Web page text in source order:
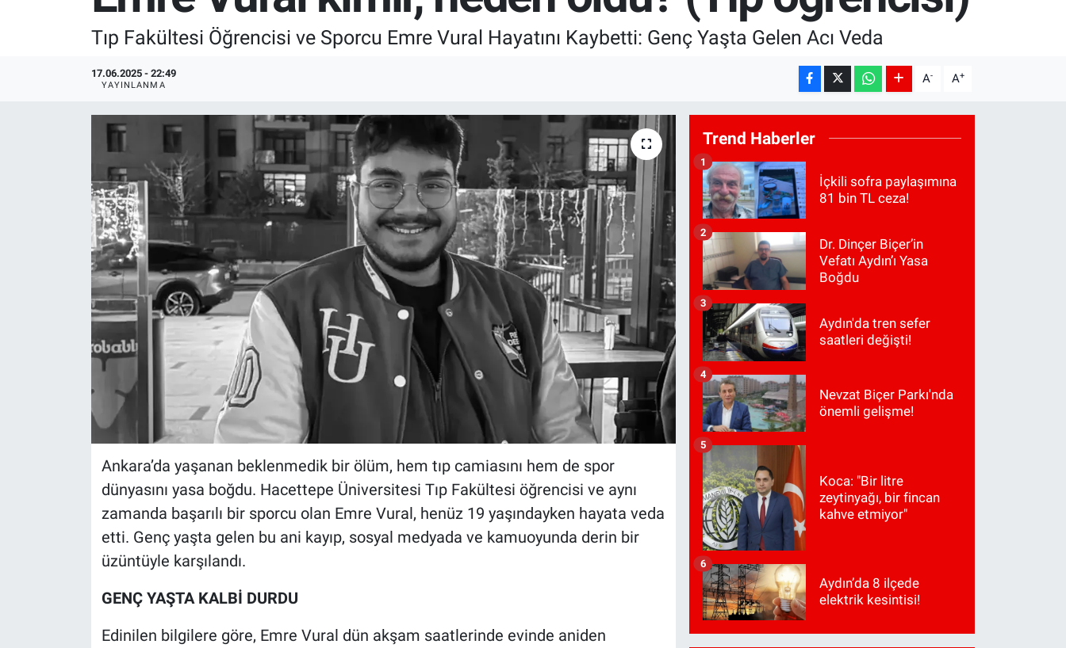
Tıp Fakültesi Öğrencisi ve Sporcu Emre Vural Hayatını Kaybetti: Genç Yaşta Gelen Acı Veda
17.06.2025 - 22:49
YAYINLANMA A- A+
Ankara’da yaşanan beklenmedik bir ölüm, hem tıp camiasını hem de spor
dünyasını yasa boğdu. Hacettepe Üniversitesi Tıp Fakültesi öğrencisi ve aynı
zamanda başarılı bir sporcu olan Emre Vural, henüz 19 yaşındayken hayata veda
etti. Genç yaşta gelen bu ani kayıp, sosyal medyada ve kamuoyunda derin bir
üzüntüyle karşılandı.
GENÇ YAŞTA KALBİ DURDU
Edinilen bilgilere göre, Emre Vural dün akşam saatlerinde evinde aniden
Trend Haberler
İçkili sofra paylaşımına
81 bin TL ceza!
1
Dr. Dinçer Biçer’in
Vefatı Aydın’ı Yasa
Boğdu
2
Aydın'da tren sefer
saatleri değişti!
3
Nevzat Biçer Parkı'nda
önemli gelişme!
4
Koca: "Bir litre
zeytinyağı, bir fincan
kahve etmiyor"
5
Aydın’da 8 ilçede
elektrik kesintisi!
6
RESMİ İLANLAR